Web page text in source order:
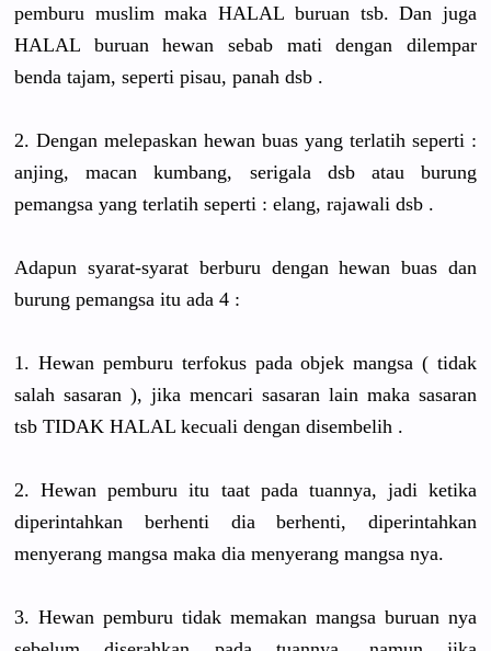
pemburu muslim maka HALAL buruan tsb. Dan juga
HALAL buruan hewan sebab mati dengan dilempar
benda tajam, seperti pisau, panah dsb .
2. Dengan melepaskan hewan buas yang terlatih seperti :
anjing, macan kumbang, serigala dsb atau burung
pemangsa yang terlatih seperti : elang, rajawali dsb .
Adapun syarat-syarat berburu dengan hewan buas dan
burung pemangsa itu ada 4 :
1. Hewan pemburu terfokus pada objek mangsa ( tidak
salah sasaran ), jika mencari sasaran lain maka sasaran
tsb TIDAK HALAL kecuali dengan disembelih .
2. Hewan pemburu itu taat pada tuannya, jadi ketika
diperintahkan berhenti dia berhenti, diperintahkan
menyerang mangsa maka dia menyerang mangsa nya.
3. Hewan pemburu tidak memakan mangsa buruan nya